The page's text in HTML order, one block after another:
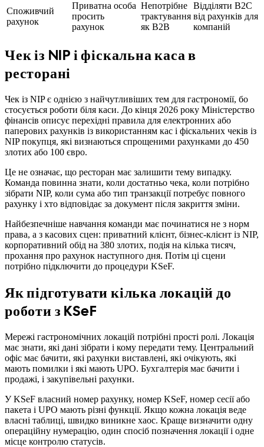
Споживчий
рахунок
Приватна особа
просить
рахунок
Непотрібне
трактування
як B2B
Відділяти B2C
від рахунків для
компаній
Чек із NIP і фіскальна каса в
ресторані
Чек із NIP є однією з найчутливіших тем для гастрономії, бо
стосується роботи біля каси. До кінця 2026 року Міністерство
фінансів описує перехідні правила для електронних або
паперових рахунків із використанням кас і фіскальних чеків із
NIP покупця, які визнаються спрощеними рахунками до 450
злотих або 100 євро.
Це не означає, що ресторан має залишити тему випадку.
Команда повинна знати, коли достатньо чека, коли потрібно
зібрати NIP, коли сума або тип транзакції потребує повного
рахунку і хто відповідає за документ після закриття зміни.
Найбезпечніше навчання команди має починатися не з норм
права, а з касових сцен: приватний клієнт, бізнес-клієнт із NIP,
корпоративний обід на 380 злотих, подія на кілька тисяч,
прохання про рахунок наступного дня. Потім ці сцени
потрібно підключити до процедури KSeF.
Як підготувати кілька локацій до
роботи з KSeF
Мережі гастрономічних локацій потрібні прості ролі. Локація
має знати, які дані зібрати і кому передати тему. Центральний
офіс має бачити, які рахунки виставлені, які очікують, які
мають помилки і які мають UPO. Бухгалтерія має бачити і
продажі, і закупівельні рахунки.
У KSeF власний номер рахунку, номер KSeF, номер сесії або
пакета і UPO мають різні функції. Якщо кожна локація веде
власні таблиці, швидко виникне хаос. Краще визначити одну
операційну нумерацію, один спосіб позначення локації і одне
місце контролю статусів.